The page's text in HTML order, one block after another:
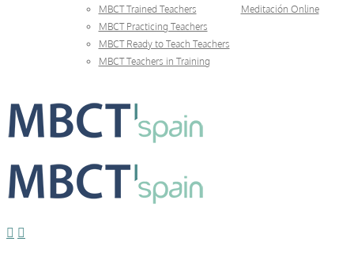
MBCT Trained Teachers
MBCT Practicing Teachers
MBCT Ready to Teach Teachers
MBCT Teachers in Training
Meditación Online